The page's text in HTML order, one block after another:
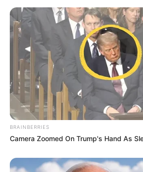
MerahPutih 09/04/2020
Yakin ente? Kendaraan
bisa bikin. Mesin semua
armament kan tinggal
08/04/2020
Kita jg bs bikin maenan ky gt.
andrey 07/04/2020
BRAINBERRIES
Camera Zoomed On Trump's Hand As